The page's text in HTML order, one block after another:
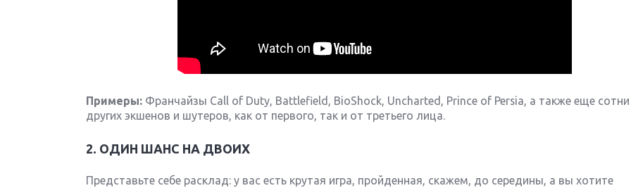
Примеры: Франчайзы Call of Duty, Battlefield, BioShock, Uncharted, Prince of Persia, а также еще сотни
других экшенов и шутеров, как от первого, так и от третьего лица.
2. ОДИН ШАНС НА ДВОИХ
Представьте себе расклад: у вас есть крутая игра, пройденная, скажем, до середины, а вы хотите